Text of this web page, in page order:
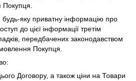
Покупця.
яку приватну інформацію про
до цієї інформації третім
передбачених законодавством
Покупця.
Договору, а також ціни на Товари